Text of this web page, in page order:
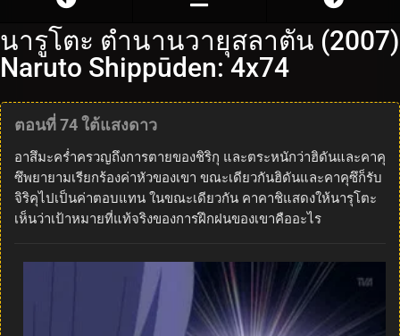
นารูโตะ ตำนานวายุสลาตัน (2007)
Naruto Shippūden: 4x74
ตอนที่ 74 ใต้แสงดาว
อาสึมะคร่ำครวญถึงการตายของชิริกุ และตระหนักว่าฮิดันและคาคุ
ซึพยายามเรียกร้องค่าหัวของเขา ขณะเดียวกันฮิดันและคาคุซึก็รับ
จิริคุไปเป็นค่าตอบแทน ในขณะเดียวกัน คาคาชิแสดงให้นารุโตะ
เห็นว่าเป้าหมายที่แท้จริงของการฝึกฝนของเขาคืออะไร